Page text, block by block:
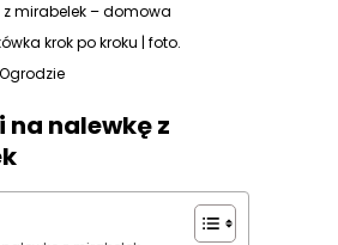
z mirabelek – domowa
krok po kroku | foto.
na nalewkę z